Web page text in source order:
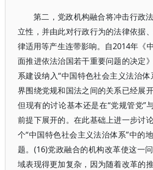
第二，党政机构融合将冲击行政
立性，并由此对行政行为的法律依据
律适用等产生连带影响。自2014年《
面推进依法治国若干重要问题的决定
系建设纳入“中国特色社会主义法治体
界围绕党规和国法之间的关系已经展
但现有的讨论基本还是在“党规管党”
前提下展开的。在此基础上进一步讨
个“中国特色社会主义法治体系”中的
题。(16)党政融合的机构改革使这一
域表现得更加复杂，因为随着改革的